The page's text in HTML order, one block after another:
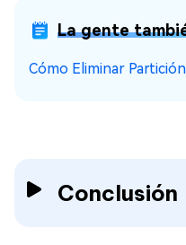
La gente
Cómo Eliminar
Conclusión